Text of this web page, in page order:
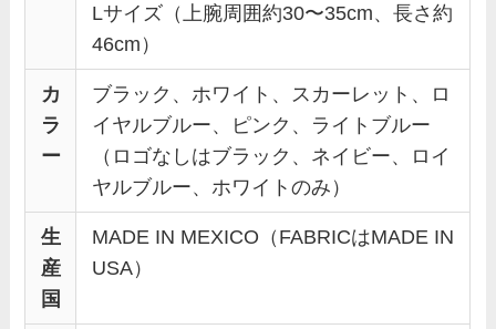
Lサイズ（上腕周囲約30〜35cm、長さ約
46cm）
カ
ラ
ー
ブラック、ホワイト、スカーレット、ロ
イヤルブルー、ピンク、ライトブルー
（ロゴなしはブラック、ネイビー、ロイ
ヤルブルー、ホワイトのみ）
生
産
国
MADE IN MEXICO（FABRICはMADE IN
USA）